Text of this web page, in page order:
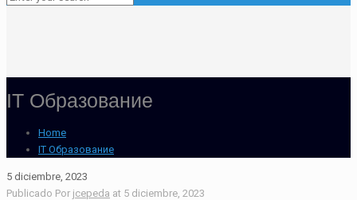
IT Образование
Home
IT Образование
5 diciembre, 2023
Publicado Por jcepeda at 5 diciembre, 2023